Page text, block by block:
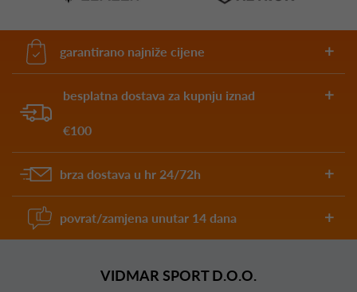
garantirano najniže cijene
besplatna dostava za kupnju iznad
€100
brza dostava u hr 24/72h
povrat/zamjena unutar 14 dana
VIDMAR SPORT D.O.O.